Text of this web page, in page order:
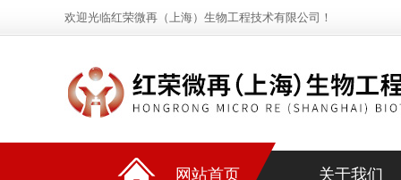
欢迎光临红荣微再（上海）生物工程技术有限公司！
网站首页 关于我们